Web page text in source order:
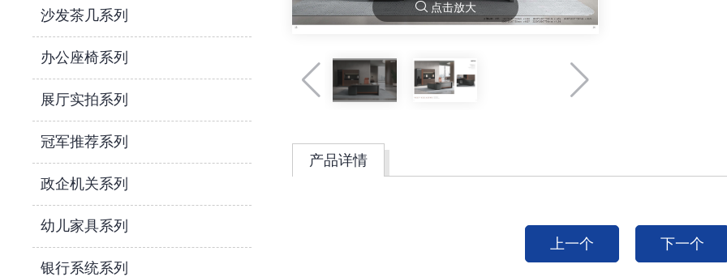
沙发茶几系列
办公座椅系列
展厅实拍系列
冠军推荐系列
政企机关系列
幼儿家具系列
银行系统系列
点击放大
产品详情
上一个 下一个